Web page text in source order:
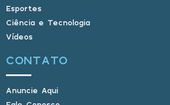
Esportes
Ciência e Tecnologia
Vídeos
CONTATO
Anuncie Aqui